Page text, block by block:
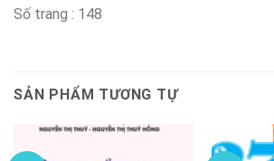
Số trang : 148
SẢN PHẨM TƯƠNG TỰ